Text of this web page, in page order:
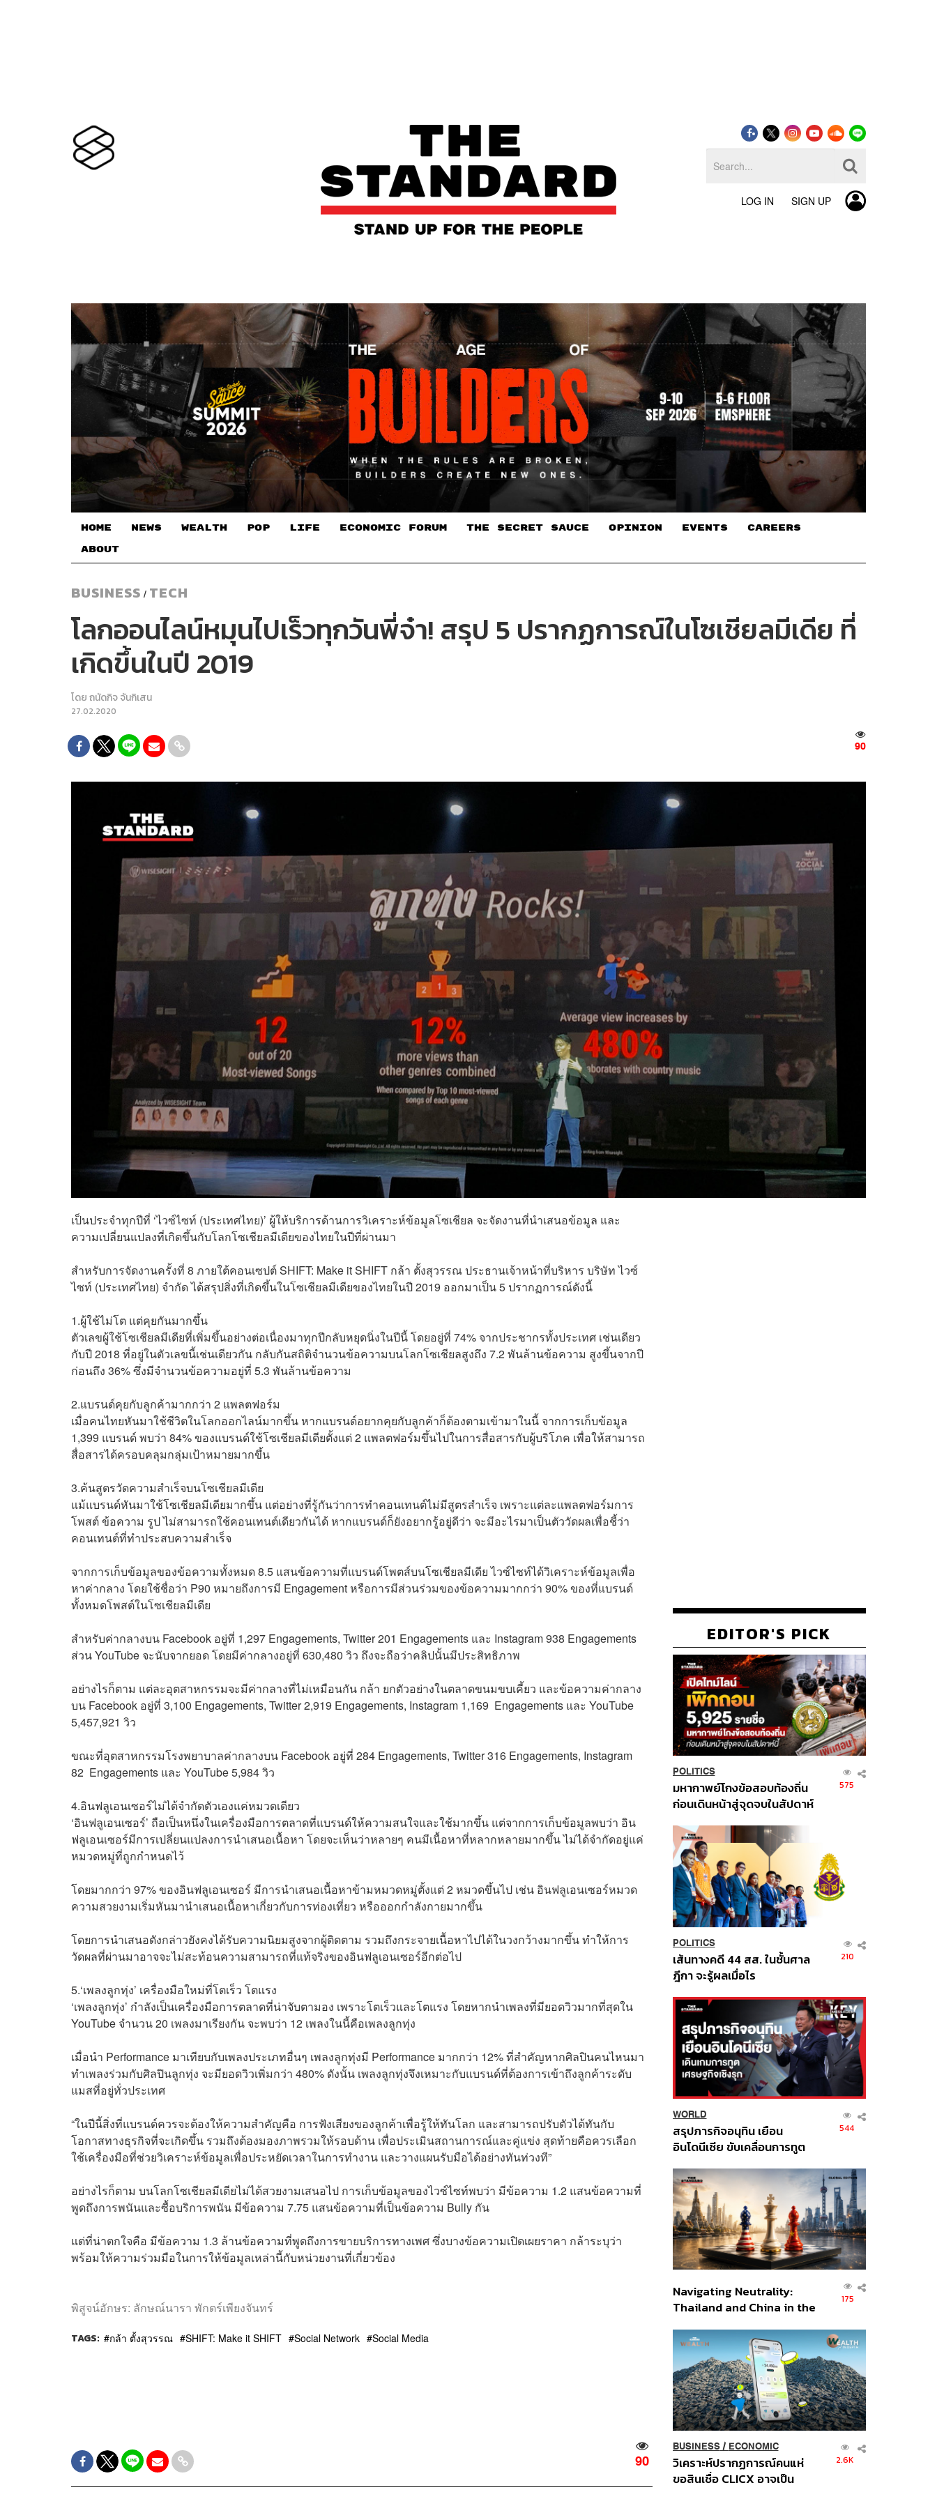
LOG IN SIGN UP
HOME NEWS WEALTH POP LIFE ECONOMIC FORUM THE SECRET SAUCE​ OPINION EVENTS CAREERS
ABOUT
BUSINESS / TECH
โลกออนไลน์หมุนไปเร็วทุกวันพี่จ๋า! สรุป 5 ปรากฏการณ์ในโซเชียลมีเดีย ที่
เกิดขึ้นในปี 2019
โดยถนัดกิจ จันกิเสน
27.02.2020
90
เป็นประจำทุกปีที่ ‘ไวซ์ไซท์ (ประเทศไทย)’ ผู้ให้บริการด้านการวิเคราะห์ข้อมูลโซเชียล จะจัดงานที่นำเสนอข้อมูล และ
ความเปลี่ยนแปลงที่เกิดขึ้นกับโลกโซเชียลมีเดียของไทยในปีที่ผ่านมา
สำหรับการจัดงานครั้งที่ 8 ภายใต้คอนเซปต์ SHIFT: Make it SHIFT กล้า ตั้งสุวรรณ ประธานเจ้าหน้าที่บริหาร บริษัท ไวซ์
ไซท์ (ประเทศไทย) จำกัด ได้สรุปสิ่งที่เกิดขึ้นในโซเชียลมีเดียของไทยในปี 2019 ออกมาเป็น 5 ปรากฏการณ์ดังนี้
1.ผู้ใช้ไม่โต แต่คุยกันมากขึ้น
ตัวเลขผู้ใช้โซเชียลมีเดียที่เพิ่มขึ้นอย่างต่อเนื่องมาทุกปีกลับหยุดนิ่งในปีนี้ โดยอยู่ที่ 74% จากประชากรทั้งประเทศ เช่นเดียว
กับปี 2018 ที่อยู่ในตัวเลขนี้เช่นเดียวกัน กลับกันสถิติจำนวนข้อความบนโลกโซเชียลสูงถึง 7.2 พันล้านข้อความ สูงขึ้นจากปี
ก่อนถึง 36% ซึ่งมีจำนวนข้อความอยู่ที่ 5.3 พันล้านข้อความ
2.แบรนด์คุยกับลูกค้ามากกว่า 2 แพลตฟอร์ม
เมื่อคนไทยหันมาใช้ชีวิตในโลกออกไลน์มากขึ้น หากแบรนด์อยากคุยกับลูกค้าก็ต้องตามเข้ามาในนี้ จากการเก็บข้อมูล
1,399 แบรนด์ พบว่า 84% ของแบรนด์ใช้โซเชียลมีเดียตั้งแต่ 2 แพลตฟอร์มขึ้นไปในการสื่อสารกับผู้บริโภค เพื่อให้สามารถ
สื่อสารได้ครอบคลุมกลุ่มเป้าหมายมากขึ้น
3.ค้นสูตรวัดความสำเร็จบนโซเชียลมีเดีย
แม้แบรนด์หันมาใช้โซเชียลมีเดียมากขึ้น แต่อย่างที่รู้กันว่าการทำคอนเทนต์ไม่มีสูตรสำเร็จ เพราะแต่ละแพลตฟอร์มการ
โพสต์ ข้อความ รูป ไม่สามารถใช้คอนเทนต์เดียวกันได้ หากแบรนด์ก็ยังอยากรู้อยู่ดีว่า จะมีอะไรมาเป็นตัววัดผลเพื่อชี้ว่า
คอนเทนต์ที่ทำประสบความสำเร็จ
จากการเก็บข้อมูลของข้อความทั้งหมด 8.5 แสนข้อความที่แบรนด์โพตส์บนโซเชียลมีเดีย ไวซ์ไซท์ได้วิเคราะห์ข้อมูลเพื่อ
หาค่ากลาง โดยใช้ชื่อว่า P90 หมายถึงการมี Engagement หรือการมีส่วนร่วมของข้อความมากกว่า 90% ของที่แบรนด์
ทั้งหมดโพสต์ในโซเชียลมีเดีย
สำหรับค่ากลางบน Facebook อยู่ที่ 1,297 Engagements, Twitter 201 Engagements และ Instagram 938 Engagements
ส่วนYouTube จะนับจากยอด โดยมีค่ากลางอยู่ที่ 630,480 วิว ถึงจะถือว่าคลิปนั้นมีประสิทธิภาพ
อย่างไรก็ตาม แต่ละอุตสาหกรรมจะมีค่ากลางที่ไม่เหมือนกัน กล้า ยกตัวอย่างในตลาดขนมขบเคี้ยว และข้อความค่ากลาง
บน Facebook อยู่ที่ 3,100 Engagements, Twitter 2,919 Engagements, Instagram 1,169 Engagements และ YouTube
5,457,921 วิว
ขณะที่อุตสาหกรรมโรงพยาบาลค่ากลางบน Facebook อยู่ที่ 284 Engagements, Twitter 316 Engagements, Instagram
82 Engagements และ YouTube 5,984วิว
4.อินฟลูเอนเซอร์ไม่ได้จำกัดตัวเองแค่หมวดเดียว
‘อินฟลูเอนเซอร์’ ถือเป็นหนึ่งในเครื่องมือการตลาดที่แบรนด์ให้ความสนใจและใช้มากขึ้น แต่จากการเก็บข้อมูลพบว่า อิน
ฟลูเอนเซอร์มีการเปลี่ยนแปลงการนำเสนอเนื้อหา โดยจะเห็นว่าหลายๆ คนมีเนื้อหาที่หลากหลายมากขึ้น ไม่ได้จำกัดอยู่แค่
หมวดหมู่ที่ถูกกำหนดไว้
โดยมากกว่า 97% ของอินฟลูเอนเซอร์ มีการนำเสนอเนื้อหาข้ามหมวดหมู่ตั้งแต่ 2 หมวดขึ้นไป เช่น อินฟลูเอนเซอร์หมวด
ความสวยงามเริ่มหันมานำเสนอเนื้อหาเกี่ยวกับการท่องเที่ยว หรือออกกำลังกายมากขึ้น
โดยการนำเสนอดังกล่าวยังคงได้รับความนิยมสูงจากผู้ติดตาม รวมถึงกระจายเนื้อหาไปได้ในวงกว้างมากขึ้น ทำให้การ
วัดผลที่ผ่านมาอาจจะไม่สะท้อนความสามารถที่แท้จริงของอินฟลูเอนเซอร์อีกต่อไป
5.‘เพลงลูกทุ่ง’ เครื่องมือใหม่ที่โตเร็ว โตแรง
‘เพลงลูกทุ่ง’ กำลังเป็นเครื่องมือการตลาดที่น่าจับตามอง เพราะโตเร็วและโตแรง โดยหากนำเพลงที่มียอดวิวมากที่สุดใน
YouTube จำนวน 20 เพลงมาเรียงกัน จะพบว่า 12 เพลงในนี้คือเพลงลูกทุ่ง
เมื่อนำ Performance มาเทียบกับเพลงประเภทอื่นๆ เพลงลูกทุ่งมี Performance มากกว่า 12% ที่สำคัญหากศิลปินคนไหนมา
ทำเพลงร่วมกับศิลปินลูกทุ่ง จะมียอดวิวเพิ่มกว่า 480% ดังนั้น เพลงลูกทุ่งจึงเหมาะกับแบรนด์ที่ต้องการเข้าถึงลูกค้าระดับ
แมสที่อยู่ทั่วประเทศ
“ในปีนี้สิ่งที่แบรนด์ควรจะต้องให้ความสำคัญคือ การฟังเสียงของลูกค้าเพื่อรู้ให้ทันโลก และสามารถปรับตัวได้ทันกับ
โอกาสทางธุรกิจที่จะเกิดขึ้น รวมถึงต้องมองภาพรวมให้รอบด้าน เพื่อประเมินสถานการณ์และคู่แข่ง สุดท้ายคือควรเลือก
ใช้เครื่องมือที่ช่วยวิเคราะห์ข้อมูลเพื่อประหยัดเวลาในการทำงาน และวางแผนรับมือได้อย่างทันท่วงที”
อย่างไรก็ตาม บนโลกโซเชียลมีเดียไม่ได้สวยงามเสนอไป การเก็บข้อมูลของไวซ์ไซท์พบว่า มีข้อความ 1.2 แสนข้อความที่
พูดถึงการพนันและซื้อบริการพนัน มีข้อความ 7.75 แสนข้อความที่เป็นข้อความ Bully กัน
แต่ที่น่าตกใจคือ มีข้อความ 1.3 ล้านข้อความที่พูดถึงการขายบริการทางเพศ ซึ่งบางข้อความเปิดเผยราคา กล้าระบุว่า
พร้อมให้ความร่วมมือในการให้ข้อมูลเหล่านี้กับหน่วยงานที่เกี่ยวข้อง
พิสูจน์อักษร: ลักษณ์นารา พักตร์เพียงจันทร์
TAGS: กล้า ตั้งสุวรรณ SHIFT: Make it SHIFT Social Network Social Media
90
EDITOR'S PICK
POLITICS
มหากาพย์โกงข้อสอบท้องถิ่น
ก่อนเดินหน้าสู่จุดจบในสัปดาห์
575
POLITICS
เส้นทางคดี 44 สส. ในชั้นศาล
ฎีกา จะรู้ผลเมื่อไร
210
WORLD
สรุปภารกิจอนุทิน เยือน
อินโดนีเซีย ขับเคลื่อนการทูต
ส่วนยุทธศาสตร์ไทย –
อินโดนีเซีย
544
Navigating Neutrality:
Thailand and China in the
Order
175
BUSINESS/ ECONOMIC
วิเคราะห์ปรากฏการณ์คนแห่
ขอสินเชื่อ CLICX อาจเป็น
2.6K